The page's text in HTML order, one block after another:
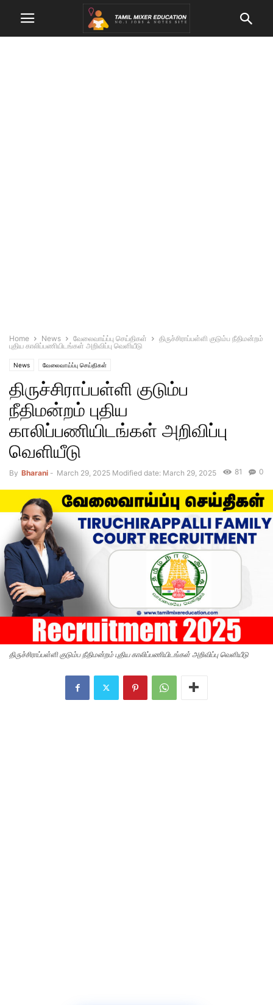
Home News வேலைவாய்ப்பு செய்திகள்
திருச்சிராப்பள்ளி குடும்ப நீதிமன்றம்
புதிய காலிப்பணியிடங்கள் அறிவிப்பு வெளியீடு
News வேலைவாய்ப்பு செய்திகள்
திருச்சிராப்பள்ளி குடும்ப
நீதிமன்றம் புதிய
காலிப்பணியிடங்கள் அறிவிப்பு
வெளியீடு
By Bharani - March 29, 2025 Modified date: March 29, 2025 0
81
திருச்சிராப்பள்ளி குடும்ப நீதிமன்றம் புதிய காலிப்பணியிடங்கள் அறிவிப்பு வெளியீடு